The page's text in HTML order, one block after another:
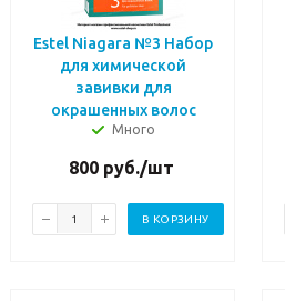
Estel Niagara №3 Набор
для химической
завивки для
окрашенных волос
Много
800руб./шт
В КОРЗИНУ